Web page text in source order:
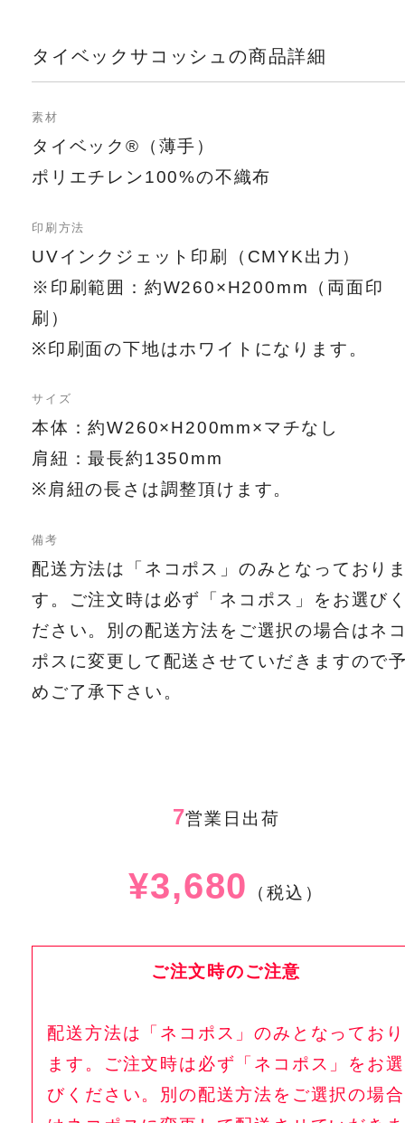
タイベックサコッシュの商品詳細
素材
タイベック®（薄手）
ポリエチレン100%の不織布
印刷方法
UVインクジェット印刷（CMYK出力）
※印刷範囲：約W260×H200mm（両面印
刷）
※印刷面の下地はホワイトになります。
サイズ
本体：約W260×H200mm×マチなし
肩紐：最長約1350mm
※肩紐の長さは調整頂けます。
備考
配送方法は「ネコポス」のみとなっており
す。ご注文時は必ず「ネコポス」をお選び
ださい。別の配送方法をご選択の場合はネ
ポスに変更して配送させていだきますので
めご了承下さい。
7営業日出荷
¥3,680 （税込）
ご注文時のご注意
配送方法は「ネコポス」のみとなっており
ます。ご注文時は必ず「ネコポス」をお選
びください。別の配送方法をご選択の場合